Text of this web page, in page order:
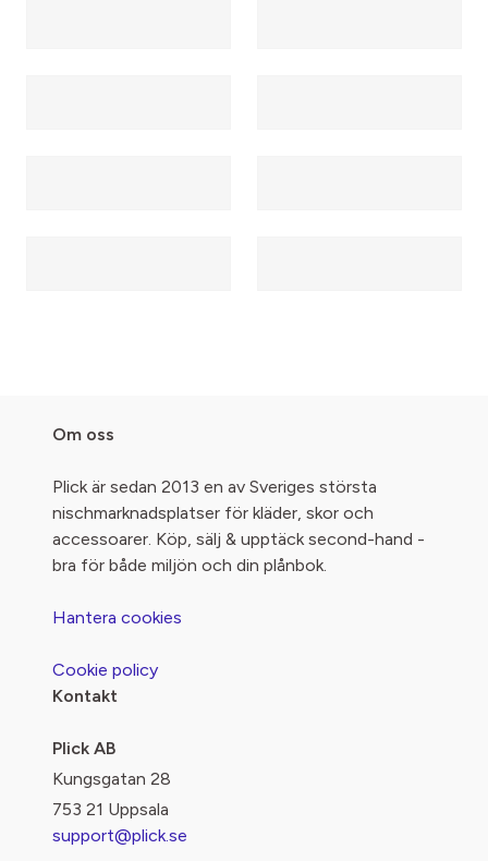
Om oss
Plick är sedan 2013 en av Sveriges största
nischmarknadsplatser för kläder, skor och
accessoarer. Köp, sälj & upptäck second-hand -
bra för både miljön och din plånbok.
Hantera cookies
Cookie policy
Kontakt
Plick AB
Kungsgatan 28
753 21 Uppsala
support@plick.se